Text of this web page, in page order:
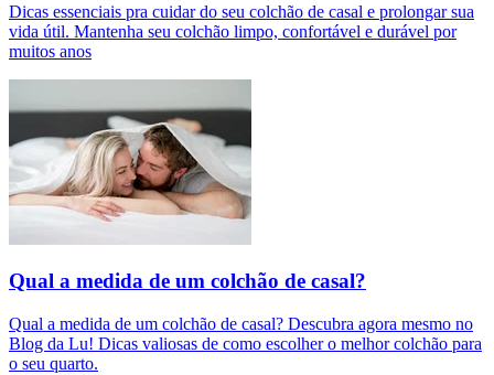
Dicas essenciais pra cuidar do seu colchão de casal e prolongar sua
vida útil. Mantenha seu colchão limpo, confortável e durável por
muitos anos
Qual a medida de um colchão de casal?
Qual a medida de um colchão de casal? Descubra agora mesmo no
Blog da Lu! Dicas valiosas de como escolher o melhor colchão para
o seu quarto.